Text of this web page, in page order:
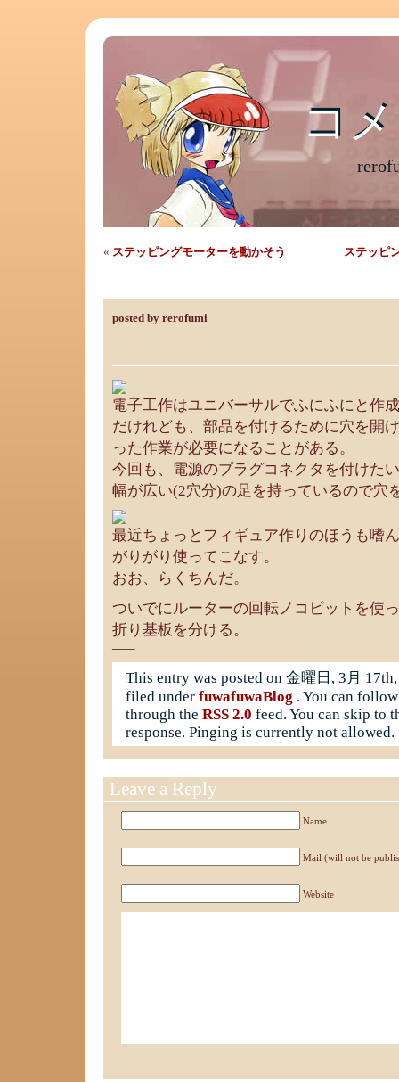
コ
コ
« ステッピングモーターを動かそう ステッピ
posted by rerofumi
電子工作はユニバーサルでふにふにと作
だけれども、部品を付けるために穴を開
った作業が必要になることがある。
今回も、電源のプラグコネクタを付けた
幅が広い(2穴分)の足を持っているので穴
最近ちょっとフィギュア作りのほうも嗜
がりがり使ってこなす。
おお、らくちんだ。
ついでにルーターの回転ノコビットを使
折り基板を分ける。
—–
This entry was posted on 金曜日, 3月
filed under fuwafuwaBlog . You can
through the RSS 2.0 feed. You can skip to
response. Pinging is currently not allowed.
Leave a Reply
Name
Mail (will not be
Website